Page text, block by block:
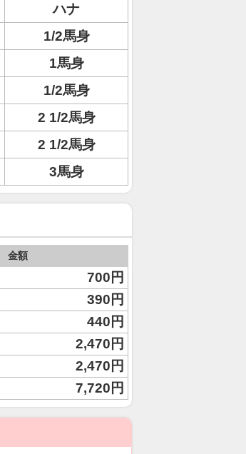
ハナ
1/2馬身
1馬身
1/2馬身
2 1/2馬身
2 1/2馬身
3馬身
金額
700円
390円
440円
2,470円
2,470円
7,720円